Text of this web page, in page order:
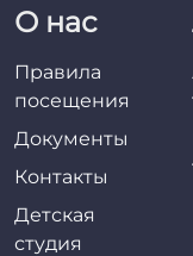
О нас
Правила
посещения
Документы
Контакты
Детская
студия